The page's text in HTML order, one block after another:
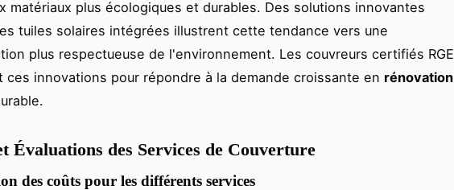
matériaux plus écologiques et durables. Des solutions innovantes
tuiles solaires intégrées illustrent cette tendance vers une
plus respectueuse de l'environnement. Les couvreurs certifiés RGE
ces innovations pour répondre à la demande croissante en rénovation
Évaluations des Services de Couverture
des coûts pour les différents services